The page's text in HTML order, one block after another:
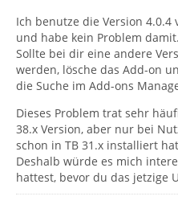
Ich benutze die Version 4.0.4
und habe kein Problem damit.
Sollte bei dir eine andere
werden, lösche das Add-on
die Suche im Add-ons
Dieses Problem trat sehr
38.x Version, aber nur bei
schon in TB 31.x installiert
Deshalb würde es mich
hattest, bevor du das jetzige